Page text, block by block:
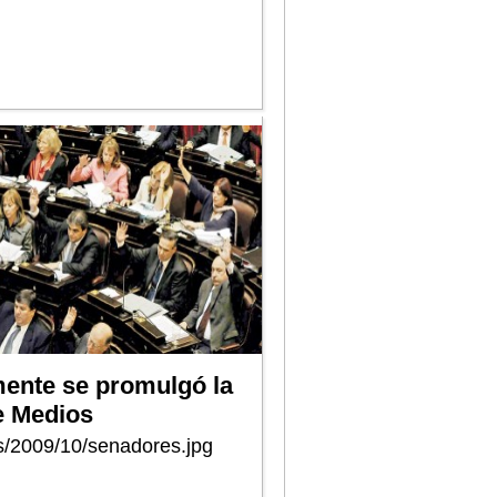
se promulgó la
Medios
2009/10/senadores.jpg